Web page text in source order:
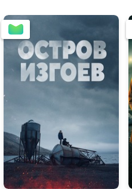
6.3 6.1